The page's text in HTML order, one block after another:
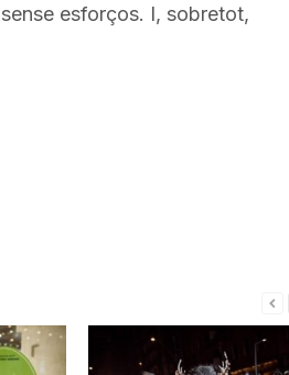
esforços. I, sobretot,